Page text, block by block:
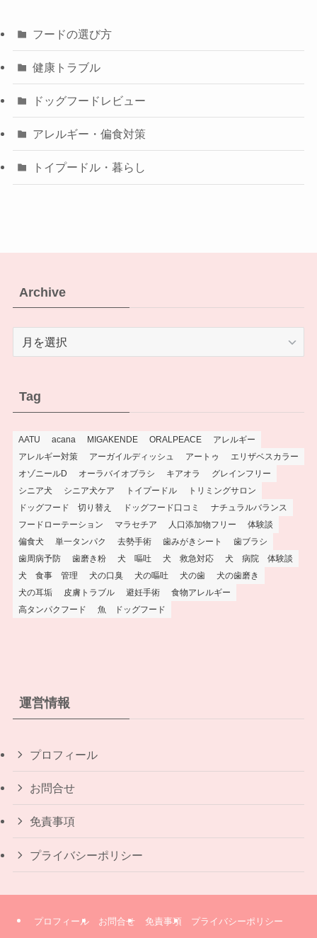
フードの選び方
健康トラブル
ドッグフードレビュー
アレルギー・偏食対策
トイプードル・暮らし
Archive
Archive
Tag
AATU acana MIGAKENDE ORALPEACE
アレルギー
アレルギー対策
アーガイルディッシュ アートゥ
エリザベスカラー
オゾニールD
オーラバイオブラシ キアオラ
グレインフリー
シニア犬
シニア犬ケア トイプードル
トリミングサロン
ドッグフード 切り替え
ドッグフード口コミ
ナチュラルバランス
フードローテーション
マラセチア 人口添加物フリー
体験談
偏食犬
単一タンパク 去勢手術 歯みがきシート
歯ブラシ
歯周病予防
歯磨き粉 犬 嘔吐 犬 救急対応
犬 病院 体験談
犬 食事 管理
犬の口臭 犬の嘔吐 犬の歯
犬の歯磨き
犬の耳垢
皮膚トラブル 避妊手術
食物アレルギー
高タンパクフード
魚 ドッグフード
運営情報
プロフィール
お問合せ
免責事項
プライバシーポリシー
プロフィール お問合せ 免責事項 プライバシーポリシー